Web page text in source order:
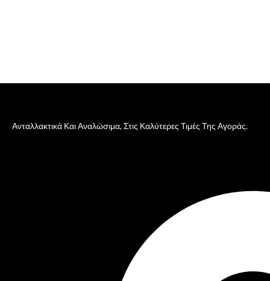
Ανταλλακτικά Και Αναλώσιμα, Στις Καλύτερες Τιμές Της Αγοράς.